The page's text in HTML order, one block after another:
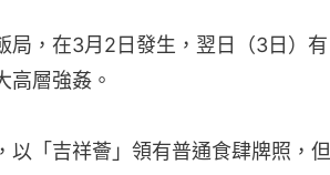
局，在3月2日發生，翌日（3日）有
高層強姦。
以「吉祥薈」領有普通食肆牌照，但